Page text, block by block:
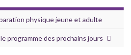
physique jeune et adulte
programme des prochains jours